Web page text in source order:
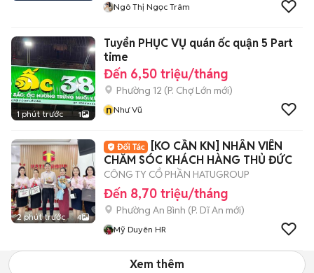
Ngô Thị Ngọc Trâm
1 phút trước 1
Tuyển PHỤC VỤ quán ốc quận 5 Part
time
Đến 6,50 triệu/tháng
Phường 12 (P. Chợ Lớn mới)
nNhư Vũ
2 phút trước 4
[KO CẦN KN] NHÂN VIÊN
CHĂM SÓC KHÁCH HÀNG THỦ ĐỨC
CÔNG TY CỔ PHẦN HATUGROUP
Đến 8,70 triệu/tháng
Phường An Bình (P. Dĩ An mới)
Mỹ Duyên HR
Xem thêm